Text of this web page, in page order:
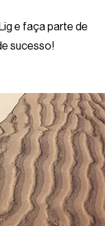
e faça parte de
sucesso!